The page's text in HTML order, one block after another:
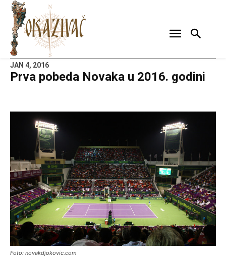
JAN 4, 2016
Prva pobeda Novaka u 2016. godini
Foto: novakdjokovic.com